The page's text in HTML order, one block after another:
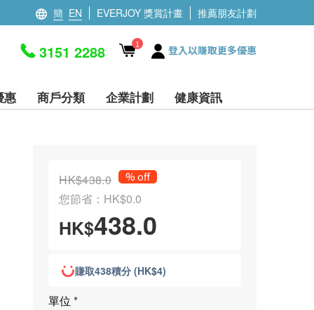
簡 EN EVERJOY 獎賞計畫 推薦朋友計劃
3151 2288 1 登入以賺取更多優惠
惠 商戶分類 企業計劃 健康資訊
HK$438.0 % off
您節省：HK$0.0
HK$438.0
賺取438積分 (HK$4)
單位*